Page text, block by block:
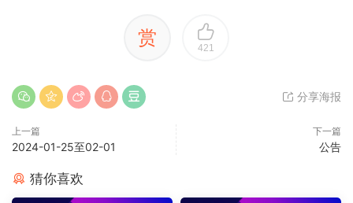
赏 421
分享海报
上一篇
2024-01-25至02-01
下一篇
公告
猜你喜欢